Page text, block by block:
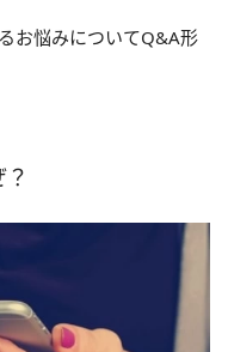
して？
お悩みについてQ&A形